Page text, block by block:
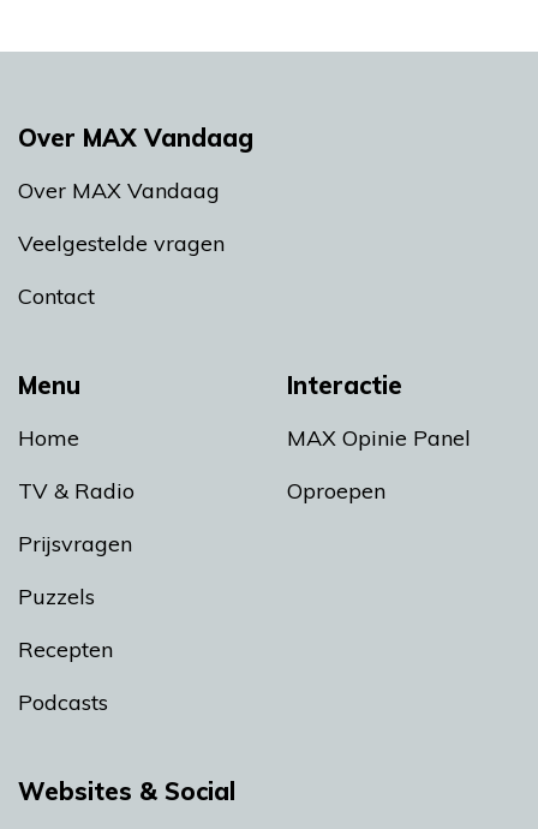
Menu
Home
TV & Radio
Prijsvragen
Puzzels
Recepten
Podcasts
Interactie
MAX Opinie Panel
Oproepen
Over MAX Vandaag
Over MAX Vandaag
Veelgestelde vragen
Contact
Websites & Social